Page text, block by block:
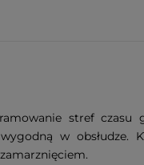
stref
w obsłudze.